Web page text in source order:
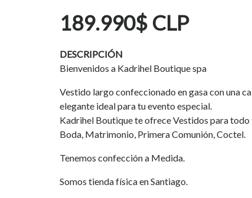
189.990$ CLP
DESCRIPCIÓN
Bienvenidos a Kadrihel Boutique spa
Vestido largo confeccionado en gasa con una
elegante ideal para tu evento especial.
Kadrihel Boutique te ofrece Vestidos para todo
Boda, Matrimonio, Primera Comunión, Coctel.
Tenemos confección a Medida.
Somos tienda física en Santiago.